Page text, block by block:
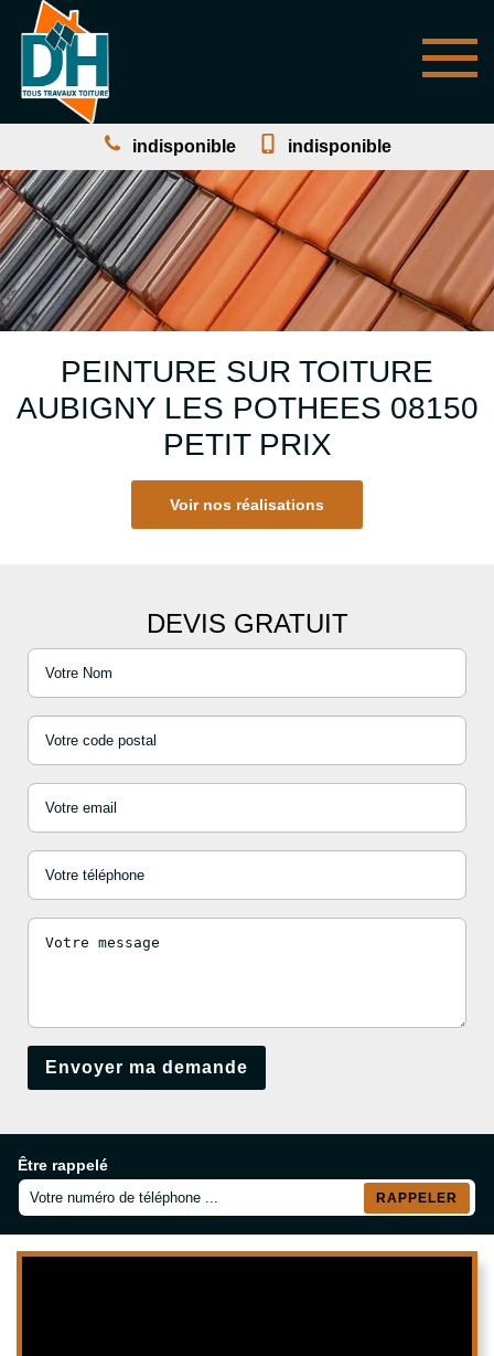
indisponible indisponible
PEINTURE SUR TOITURE
AUBIGNY LES POTHEES 08150
PETIT PRIX
Voir nos réalisations
DEVIS GRATUIT
Être rappelé